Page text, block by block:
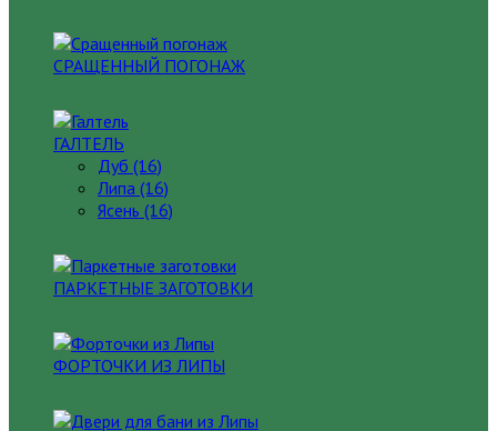
СРАЩЕННЫЙ ПОГОНАЖ
ГАЛТЕЛЬ
Дуб (16)
Липа (16)
Ясень (16)
ПАРКЕТНЫЕ ЗАГОТОВКИ
ФОРТОЧКИ ИЗ ЛИПЫ